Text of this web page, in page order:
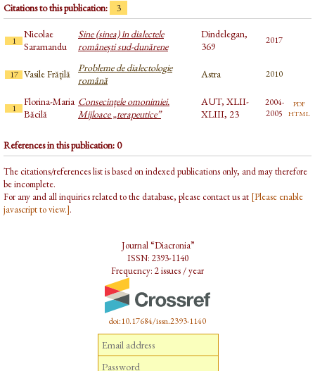
Citations to this publication: 3
1
Nicolae
Saramandu
Sine (sinea) în dialectele
românești sud-dunărene
Dindelegan,
369
2017
17 Vasile Frățilă
Probleme de dialectologie
română
Astra 2010
1
Florina-Maria
Băcilă
Consecințele omonimiei.
Mijloace „terapeutice”
AUT, XLII-
XLIII, 23
2004-
2005
pdf
html
References in this publication: 0
The citations/references list is based on indexed publications only, and may therefore
be incomplete.
For any and all inquiries related to the database, please contact us at [Please enable
javascript to view.].
Journal “Diacronia”
ISSN: 2393-1140
Frequency: 2 issues / year
doi:10.17684/issn.2393-1140